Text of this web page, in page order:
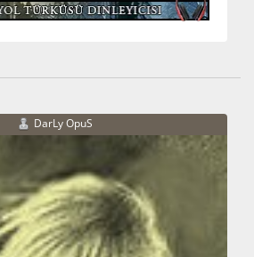
DarLy OpuS